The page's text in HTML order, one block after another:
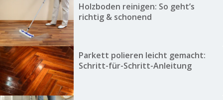
Holzboden reinigen: So geht’s
richtig & schonend
Parkett polieren leicht gemacht:
Schritt-für-Schritt-Anleitung